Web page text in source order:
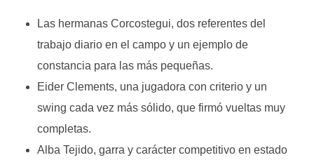
Las hermanas Corcostegui, dos referentes del
trabajo diario en el campo y un ejemplo de
constancia para las más pequeñas.
Eider Clements, una jugadora con criterio y un
swing cada vez más sólido, que firmó vueltas muy
completas.
Alba Tejido, garra y carácter competitivo en estado